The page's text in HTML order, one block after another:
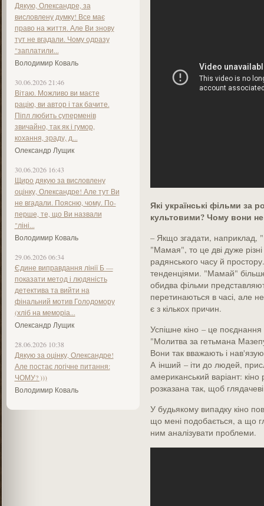
Дякую, Олександре, за
висловлену думку! Все має
право на життя. Але Ви знову
тут не вгадали. Чому одразу
"заплатили...
Володимир Коваль
30.06.2026 21:46
Вітаю. Можливо ви маєте
рацію, ви автор і так бачите.
Піпл любить суперменів
звичайно, так як і гумор,
кохання, зраду, д...
Олександр Лущик
30.06.2026 16:43
Щиро дякую за висловлену
оцінку, Олександре! Але тут Ви
не вгадали. Поясню, чому. По-
перше, те, що Ви назвали
"ліні...
Володимир Коваль
29.06.2026 06:34
Єдине виправдання лінії Б —
показати метод і людяність
детектива та вийти на
фінальний мотив Голодомору
(хліб на меморіа...
Олександр Лущик
28.06.2026 10:38
Дякую за оцінку, Олександре!
Але постає логічне питання:
ЧОМУ? )))
Володимир Коваль
Які українські фільми за
культовими? Чому вони
– Якщо згадати, наприклад,
"Мамая", то це дві дуже
радянського часу й
тенденціями. "Мамай"
обидва фільми
перетинаються в часі, але
є з кількох причин.
Успішне кіно – це поєднання
"Молитва за гетьмана
Вони так вважають і
А інший – іти до людей,
американський варіант: кіно
розказана так, щоб
У будь­якому випадку кіно
що мені подобається, а що
ним аналізувати проблеми.